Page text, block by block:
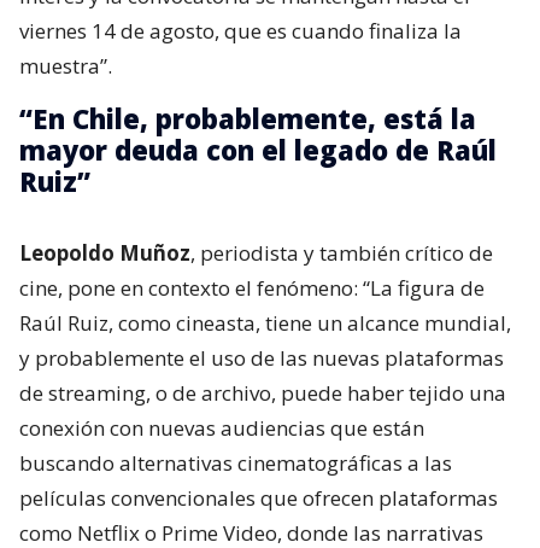
viernes 14 de agosto, que es cuando finaliza la
muestra”.
“En Chile, probablemente, está la
mayor deuda con el legado de Raúl
Ruiz”
Leopoldo Muñoz, periodista y también crítico de
cine, pone en contexto el fenómeno: “La figura de
Raúl Ruiz, como cineasta, tiene un alcance mundial,
y probablemente el uso de las nuevas plataformas
de streaming, o de archivo, puede haber tejido una
conexión con nuevas audiencias que están
buscando alternativas cinematográficas a las
películas convencionales que ofrecen plataformas
como Netflix o Prime Video, donde las narrativas